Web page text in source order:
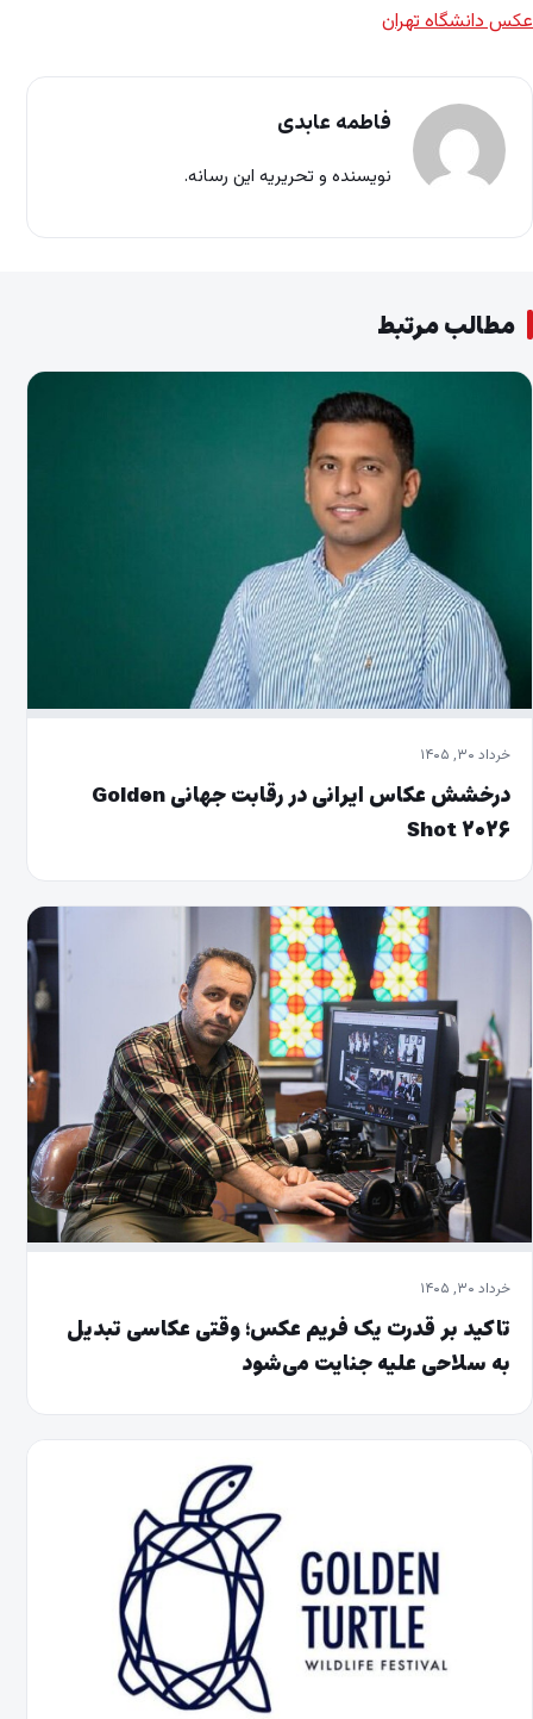
عکس دانشگاه تهران
فاطمه عابدی
نویسنده و تحریریه این رسانه.
مطالب مرتبط
خرداد ۳۰, ۱۴۰۵
درخشش عکاس ایرانی در رقابت جهانی Golden
Shot ۲۰۲۶
خرداد ۳۰, ۱۴۰۵
تاکید بر قدرت یک فریم عکس؛ وقتی عکاسی تبدیل
به سلاحی علیه جنایت می‌شود